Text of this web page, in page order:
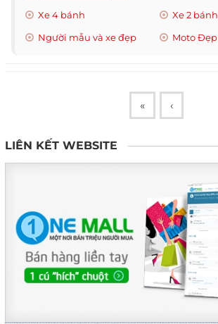
Xe 4 bánh
Xe 2 bánh
Người mẫu và xe đẹp
Moto Đẹp
« ‹
LIÊN KẾT WEBSITE